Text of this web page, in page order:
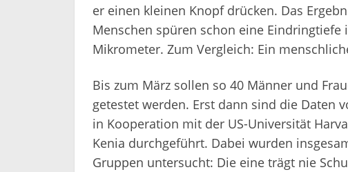
er einen kleinen Knopf drücken. Das
Menschen spüren schon eine
Mikrometer. Zum Vergleich: Ein
Bis zum März sollen so 40 Männer und
getestet werden. Erst dann sind die Daten
in Kooperation mit der US-Universität
Kenia durchgeführt. Dabei wurden
Gruppen untersucht: Die eine trägt nie